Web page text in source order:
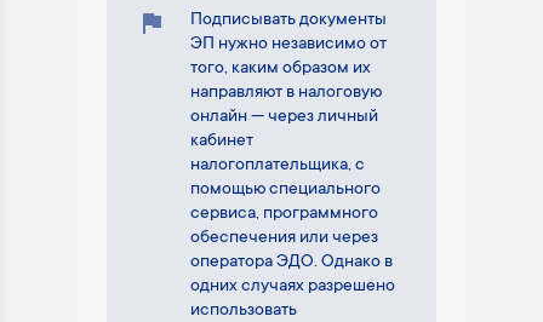
Подписывать документы
ЭП нужно независимо от
того, каким образом их
направляют в налоговую
онлайн — через личный
кабинет
налогоплательщика, с
помощью специального
сервиса, программного
обеспечения или через
оператора ЭДО. Однако в
одних случаях разрешено
использовать